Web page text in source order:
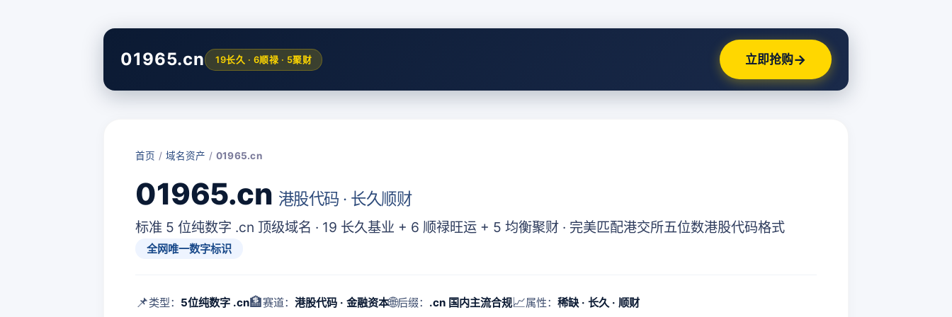
01965.cn 19长久 · 6顺禄 · 5聚财 立即抢购→
首页 / 域名资产 / 01965.cn
01965.cn 港股代码 · 长久顺财
标准 5 位纯数字 .cn 顶级域名 · 19 长久基业 + 6 顺禄旺运 + 5 均衡聚财 · 完美匹配港交所五位数港股代码格式
全网唯一数字标识
📌类型： 5位纯数字 .cn🏦赛道： 港股代码 · 金融资本🌐后缀： .cn 国内主流合规📈属性： 稀缺 · 长久 · 顺财